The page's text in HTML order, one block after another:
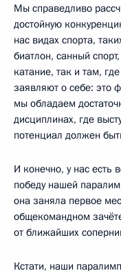
Мы справедливо
достойную
нас видах спорта,
биатлон, санный
катание, так и там,
заявляют о себе: это
мы обладаем
дисциплинах, где
потенциал должен
И конечно, у нас есть
победу нашей
она заняла первое
общекомандном
от ближайших
Кстати, наши